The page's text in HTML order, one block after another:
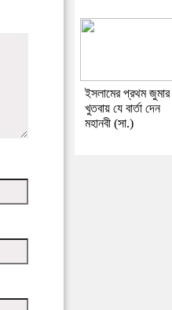
ইসলামের প্রথম জুমার
খুতবায় যে বার্তা দেন
মহানবী (সা.)